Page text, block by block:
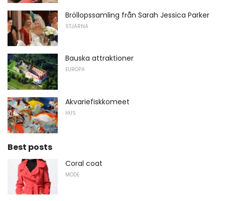
Bröllopssamling från Sarah Jessica Parker
STJÄRNA
Bauska attraktioner
EUROPA
Akvariefiskkomeet
HUS
Best posts
Coral coat
MODE